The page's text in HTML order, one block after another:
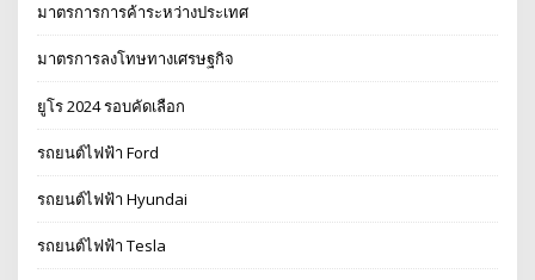
มาตรการการค้าระหว่างประเทศ
มาตรการลงโทษทางเศรษฐกิจ
ยูโร 2024 รอบคัดเลือก
รถยนต์ไฟฟ้า Ford
รถยนต์ไฟฟ้า Hyundai
รถยนต์ไฟฟ้า Tesla